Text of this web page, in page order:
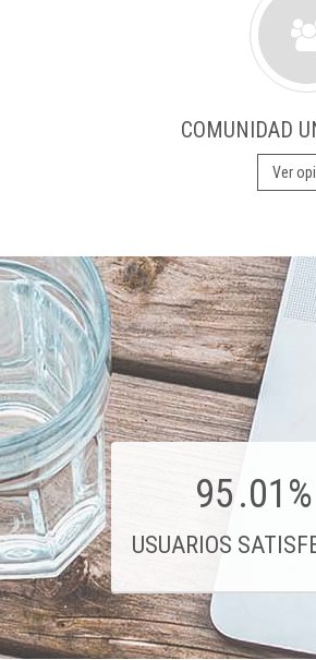
COMUNIDAD
Ver
95.01%
USUARIOS